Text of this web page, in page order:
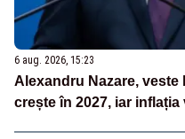
6 aug. 2026, 15:23
Alexandru Nazare,
crește în 2027, iar inflația